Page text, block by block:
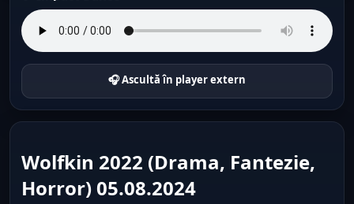
🎧 Ascultă în player extern
Wolfkin 2022 (Drama, Fantezie,
Horror) 05.08.2024